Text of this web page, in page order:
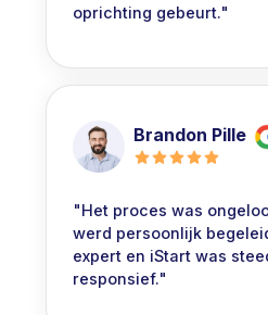
oprichting gebeurt."
Brandon Pille
"Het proces was
werd persoonlijk
expert en iStart was
responsief."